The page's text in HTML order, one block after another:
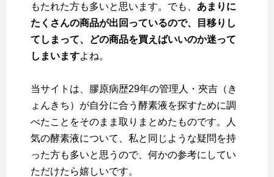
もたれた方も多いと思います。でも、 あまりに
たくさんの商品が出回っているので、目移りし
てしまって、どの商品を買えばいいのか迷って
しまいますよね。
当サイトは、膠原病歴29年の管理人・夾吉（き
ょんきち）が自分に合う酵素液を探すために調
べたことをそのまま取りまとめたものです。人
気の酵素液について、私と同じような疑問を持
った方も多いと思うので、何かの参考にしてい
ただけたら嬉しいです。